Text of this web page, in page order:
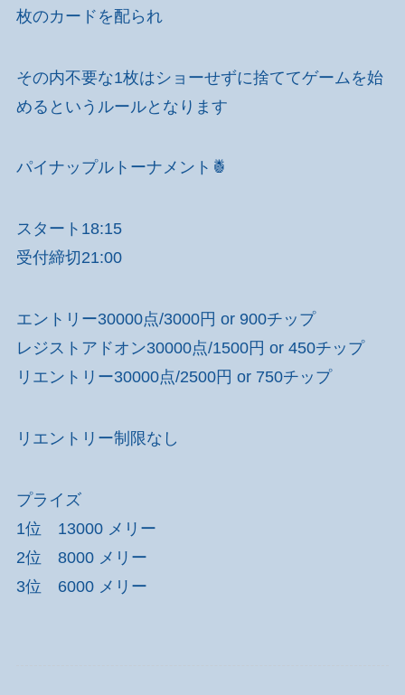
枚のカードを配られ
その内不要な1枚はショーせずに捨ててゲームを始
めるというルールとなります
パイナップルトーナメント🍍
スタート18:15
受付締切21:00
エントリー30000点/3000円 or 900チップ
レジストアドオン30000点/1500円 or 450チップ
リエントリー30000点/2500円 or 750チップ
リエントリー制限なし
プライズ
1位 13000 メリー
2位 8000 メリー
3位 6000 メリー